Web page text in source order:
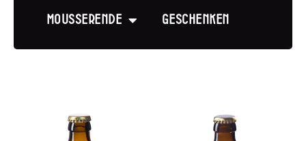
Mousserende Geschenken